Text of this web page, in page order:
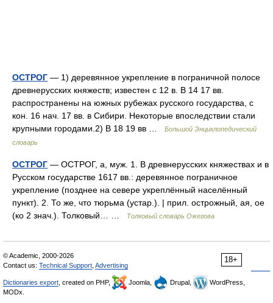
ОСТРОГ — 1) деревянное укрепление в пограничной полосе
древнерусских княжеств; известен с 12 в. В 14 17 вв.
распространены на южных рубежах русского государства, с
кон. 16 нач. 17 вв. в Сибири. Некоторые впоследствии стали
крупными городами.2) В 18 19 вв …
Большой Энциклопедический
словарь
ОСТРОГ — ОСТРОГ, а, муж. 1. В древнерусских княжествах и в
Русском государстве 1617 вв.: деревянное пограничное
укрепление (позднее на севере укреплённый населённый
пункт). 2. То же, что тюрьма (устар.). | прил. острожный, ая, ое
(ко 2 знач.). Толковый… …
Толковый словарь Ожегова
18+
© Academic, 2000-2026
Contact us: Technical Support Advertising
Dictionaries export , created on PHP, Joomla, Drupal,
WordPress,
MODx.